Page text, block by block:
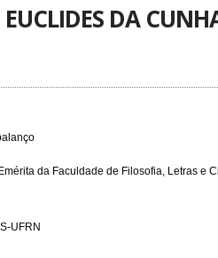
DA
da Faculdade de Filosofia, Letras e
UFRN